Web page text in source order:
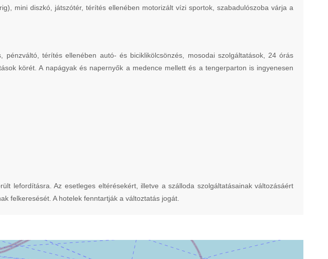
mini diszkó, játszótér, térítés ellenében motorizált vízi sportok, szabadulószoba várja a
térítés ellenében autó- és biciklikölcsönzés, mosodai szolgáltatások, 24 órás
körét. A napágyak és napernyők a medence mellett és a tengerparton is ingyenesen
lefordításra. Az esetleges eltérésekért, illetve a szálloda szolgáltatásainak változásáért
felkeresését. A hotelek fenntartják a változtatás jogát.